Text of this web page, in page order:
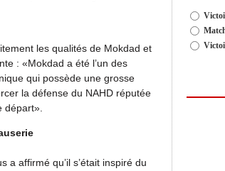
les qualités de Mokdad et
: «Mokdad a été l’un des
qui possède une grosse
la défense du NAHD réputée
départ».
a affirmé qu’il s’était inspiré du